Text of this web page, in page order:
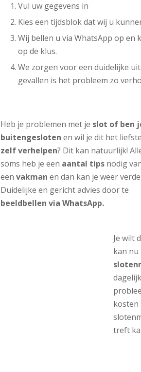
Vul uw gegevens in
Kies een tijdsblok dat wij u
Wij bellen u via WhatsApp op en
op de klus.
We zorgen voor een duidelijke
gevallen is het probleem zo
Heb je problemen met je slot of ben
buitengesloten en wil je dit het liefste
zelf verhelpen? Dit kan natuurlijk!
soms heb je een aantal tips nodig
een vakman en dan kan je weer
Duidelijke en gericht advies door te
beeldbellen via WhatsApp.
Je wilt
kan
kosten
treft